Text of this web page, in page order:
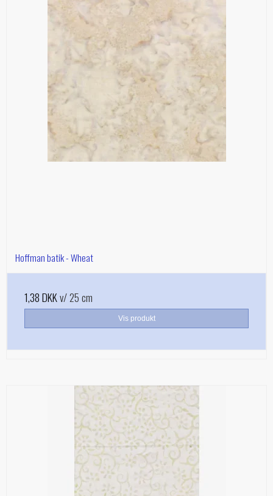
Hoffman batik - Wheat
1,38 DKKv/ 25 cm
Vis produkt